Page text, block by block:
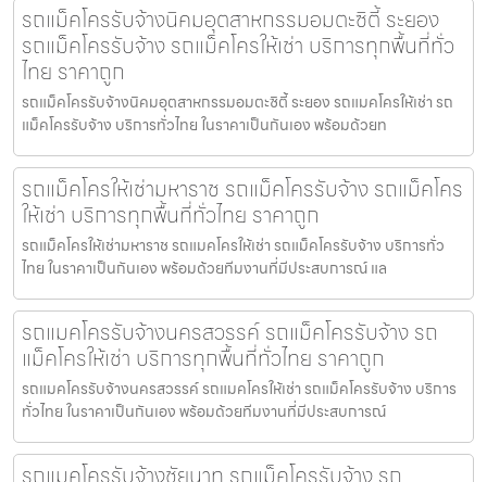
รถแม็คโครรับจ้างนิคมอุตสาหกรรมอมตะซิตี้ ระยอง
รถแม็คโครรับจ้าง รถแม็คโครให้เช่า บริการทุกพื้นที่ทั่ว
ไทย ราคาถูก
รถแม็คโครรับจ้างนิคมอุตสาหกรรมอมตะซิตี้ ระยอง รถแมคโครให้เช่า รถ
แม็คโครรับจ้าง บริการทั่วไทย ในราคาเป็นกันเอง พร้อมด้วยท
รถแม็คโครให้เช่ามหาราช รถแม็คโครรับจ้าง รถแม็คโคร
ให้เช่า บริการทุกพื้นที่ทั่วไทย ราคาถูก
รถแม็คโครให้เช่ามหาราช รถแมคโครให้เช่า รถแม็คโครรับจ้าง บริการทั่ว
ไทย ในราคาเป็นกันเอง พร้อมด้วยทีมงานที่มีประสบการณ์ แล
รถแมคโครรับจ้างนครสวรรค์ รถแม็คโครรับจ้าง รถ
แม็คโครให้เช่า บริการทุกพื้นที่ทั่วไทย ราคาถูก
รถแมคโครรับจ้างนครสวรรค์ รถแมคโครให้เช่า รถแม็คโครรับจ้าง บริการ
ทั่วไทย ในราคาเป็นกันเอง พร้อมด้วยทีมงานที่มีประสบการณ์